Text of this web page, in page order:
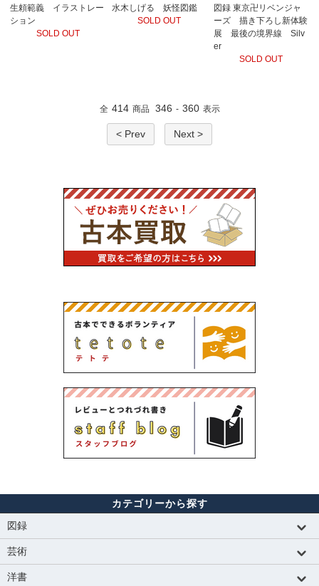
生頼範義 イラストレー
ション
SOLD OUT
水木しげる 妖怪図鑑
SOLD OUT
図録 東京卍リベンジャ
ーズ 描き下ろし新体験
展 最後の境界線 Silv
er
SOLD OUT
全 414 商品 346 - 360 表示
< Prev Next >
カテゴリーから探す
図録
芸術
洋書